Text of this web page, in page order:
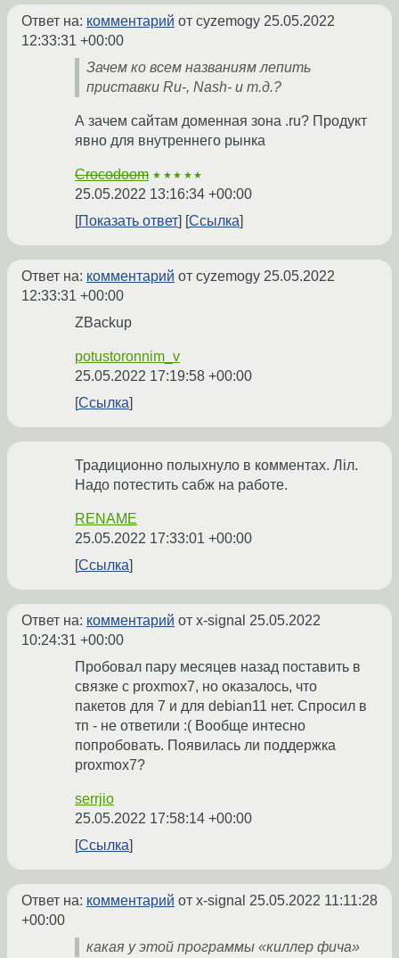
Ответ на: комментарий от cyzemogy 25.05.2022
12:33:31 +00:00
Зачем ко всем названиям лепить
приставки Ru-, Nash- и т.д.?
А зачем сайтам доменная зона .ru? Продукт
явно для внутреннего рынка
Crocodoom ★★★★★
25.05.2022 13:16:34 +00:00
Показать ответ
Ссылка
Ответ на: комментарий от cyzemogy 25.05.2022
12:33:31 +00:00
ZBackup
potustoronnim_v
25.05.2022 17:19:58 +00:00
Ссылка
Традиционно полыхнуло в комментах. Лiл.
Надо потестить сабж на работе.
RENAME
25.05.2022 17:33:01 +00:00
Ссылка
Ответ на: комментарий от x-signal 25.05.2022
10:24:31 +00:00
Пробовал пару месяцев назад поставить в
связке с proxmox7, но оказалось, что
пакетов для 7 и для debian11 нет. Спросил в
тп - не ответили :( Вообще интесно
попробовать. Появилась ли поддержка
proxmox7?
serrjio
25.05.2022 17:58:14 +00:00
Ссылка
Ответ на: комментарий от x-signal 25.05.2022 11:11:28
+00:00
какая у этой программы «киллер фича»